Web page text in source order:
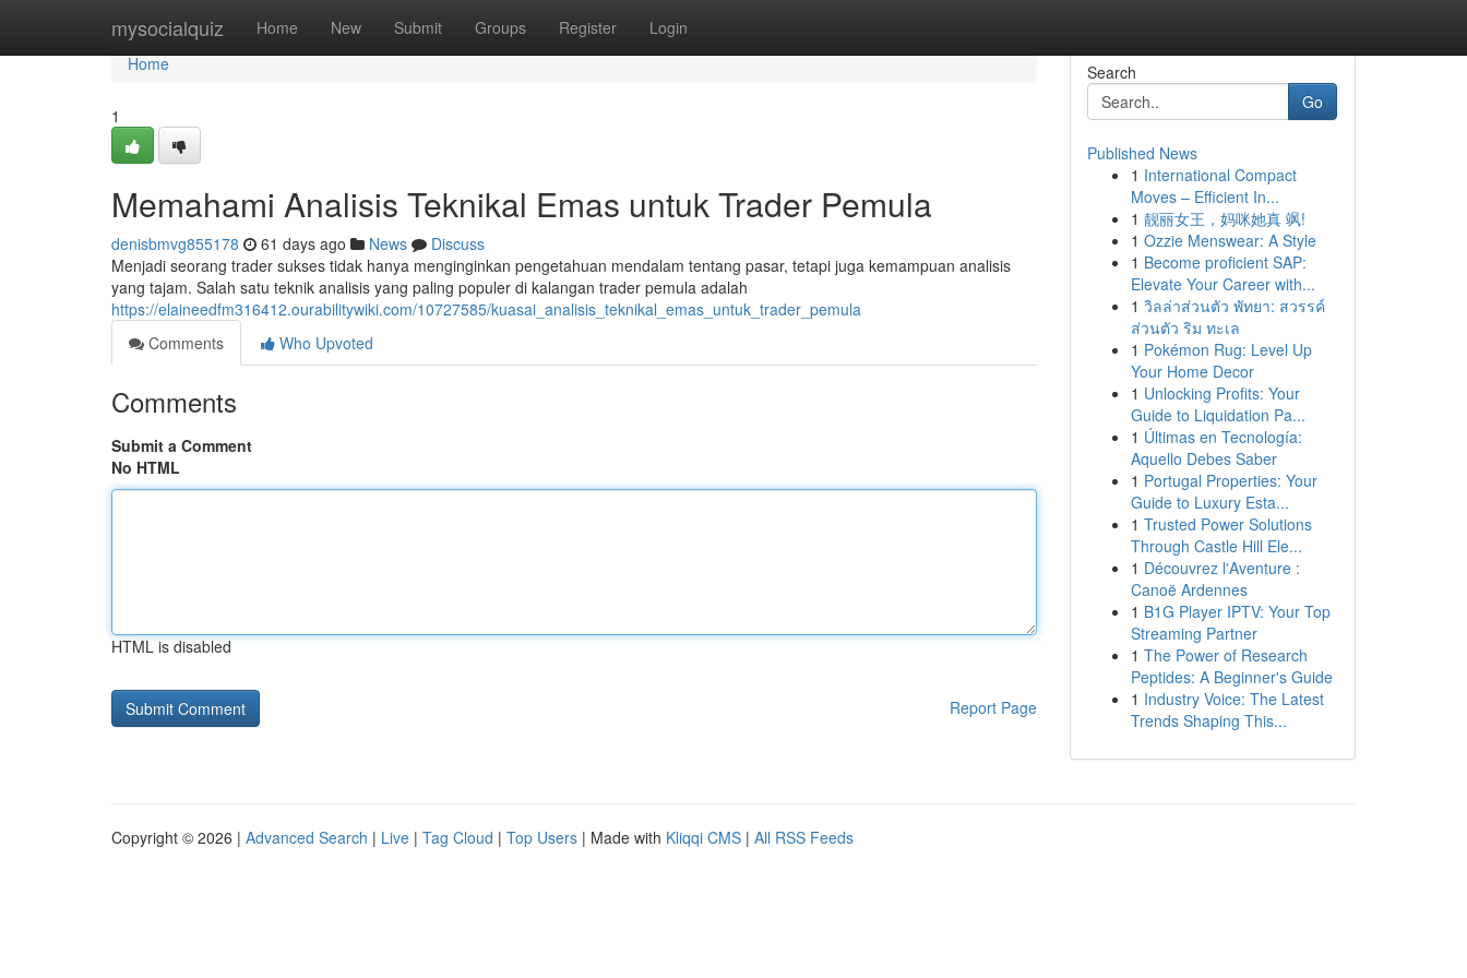
mysocialquiz Home New Submit Groups Register Login
Home
Home
1
Memahami Analisis Teknikal Emas untuk Trader Pemula
denisbmvg855178 61 days ago News
Discuss
Menjadi seorang trader sukses tidak hanya menginginkan pengetahuan mendalam tentang pasar, tetapi juga kemampuan analisis
yang tajam. Salah satu teknik analisis yang paling populer di kalangan trader pemula adalah
https://elaineedfm316412.ourabilitywiki.com/10727585/kuasai_analisis_teknikal_emas_untuk_trader_pemula
Comments
Who Upvoted
Comments
Submit a Comment
No HTML
HTML is disabled
Report Page
Search
Go
Published News
1 International Compact
Moves – Efficient In...
1 靓丽女王，妈咪她真 飒!
1 Ozzie Menswear: A Style
1 Become proficient SAP:
Elevate Your Career with...
1 วิลล่าส่วนตัว พัทยา: สวรรค์
ส่วนตัว ริม ทะเล
1 Pokémon Rug: Level Up
Your Home Decor
1 Unlocking Profits: Your
Guide to Liquidation Pa...
1 Últimas en Tecnología:
Aquello Debes Saber
1 Portugal Properties: Your
Guide to Luxury Esta...
1 Trusted Power Solutions
Through Castle Hill Ele...
1 Découvrez l'Aventure :
Canoë Ardennes
1 B1G Player IPTV: Your Top
Streaming Partner
1 The Power of Research
Peptides: A Beginner's Guide
1 Industry Voice: The Latest
Trends Shaping This...
Copyright © 2026 | Advanced Search | Live | Tag Cloud | Top Users | Made with Kliqqi CMS | All RSS Feeds